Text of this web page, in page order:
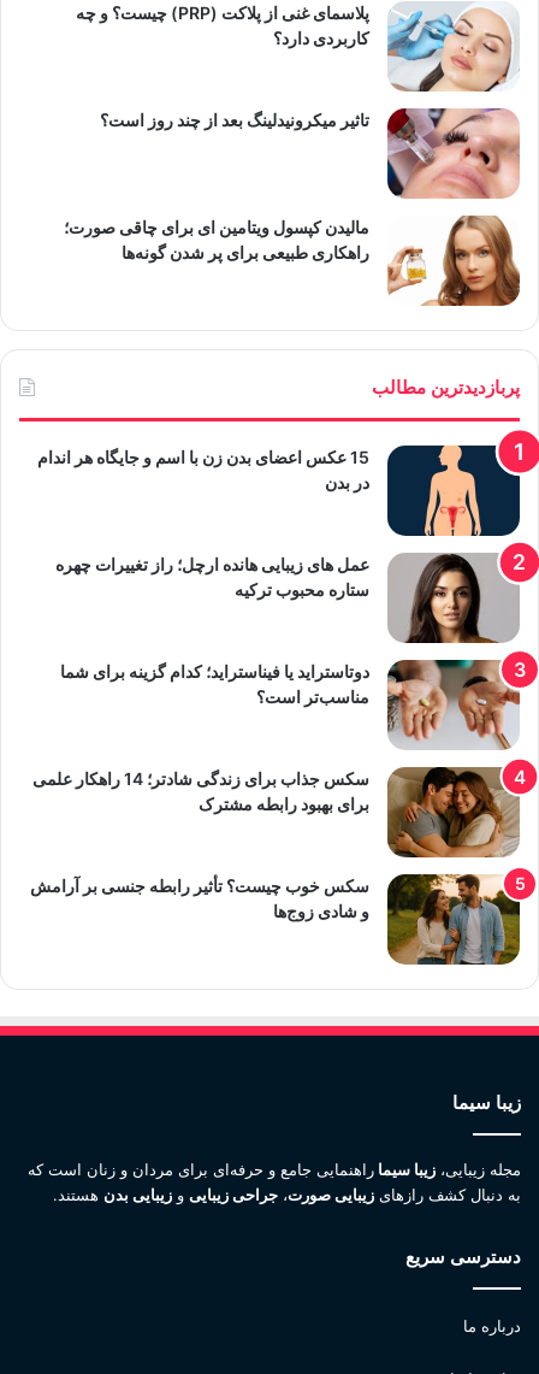
پلاسمای غنی از پلاکت (PRP) چیست؟ و چه
کاربردی دارد؟
تاثیر میکرونیدلینگ بعد از چند روز است؟
مالیدن کپسول ویتامین ای برای چاقی صورت؛
راهکاری طبیعی برای پر شدن گونه‌ها
پربازدیدترین مطالب
15 عکس اعضای بدن زن با اسم و جایگاه هر اندام
در بدن
عمل های زیبایی هانده ارچل؛ راز تغییرات چهره
ستاره محبوب ترکیه
دوتاستراید یا فیناستراید؛ کدام گزینه برای شما
مناسب‌تر است؟
سکس جذاب برای زندگی شادتر؛ 14 راهکار علمی
برای بهبود رابطه مشترک
سکس خوب چیست؟ تأثیر رابطه جنسی بر آرامش
و شادی زوج‌ها
زیبا سیما
مجله زیبایی، زیبا سیما راهنمایی جامع و حرفه‌ای برای مردان و زنان است که
به دنبال کشف رازهای زیبایی صورت، جراحی زیبایی و زیبایی بدن هستند.
دسترسی سریع
درباره ما